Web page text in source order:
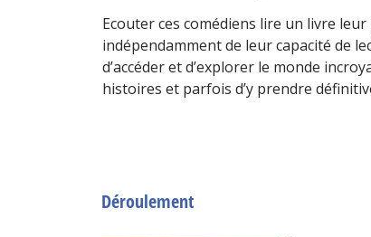
Ecouter ces comédiens lire un livre
indépendamment de leur capacité de
d’accéder et d’explorer le monde
histoires et parfois d’y prendre
Déroulement